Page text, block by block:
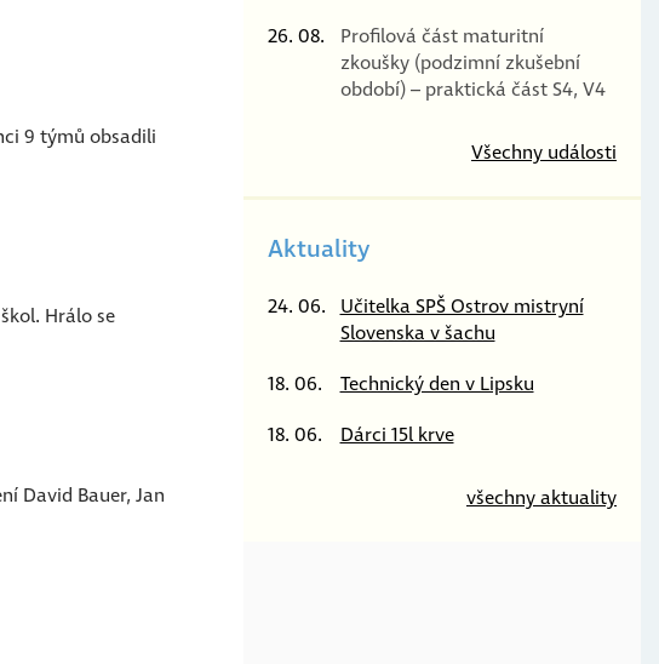
9 týmů obsadili
Hrálo se
David Bauer, Jan
26. 08.
Profilová část maturitní
zkoušky (podzimní zkušební
období) – praktická část S4, V4
Všechny události
Aktuality
24. 06.
Učitelka SPŠ Ostrov mistryní
Slovenska v šachu
18. 06.
Technický den v Lipsku
18. 06.
Dárci 15l krve
všechny aktuality